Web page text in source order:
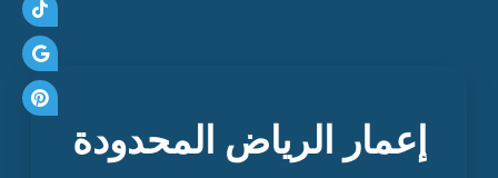
إعمار الرياض المحدودة